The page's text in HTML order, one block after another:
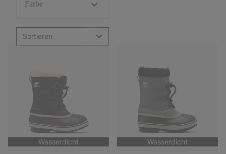
Farbe
Sortieren
Wasserdicht Wasserdicht